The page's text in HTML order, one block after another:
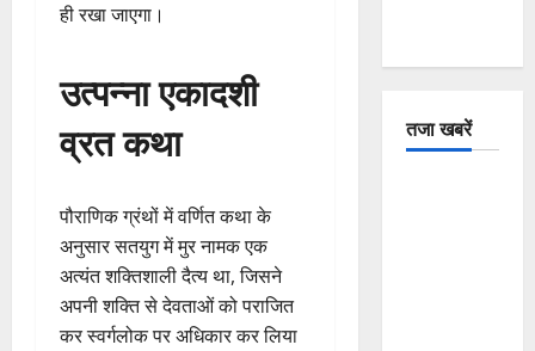
ही रखा जाएगा।
उत्पन्ना एकादशी
व्रत कथा
पौराणिक ग्रंथों में वर्णित कथा के
अनुसार सतयुग में मुर नामक एक
अत्यंत शक्तिशाली दैत्य था, जिसने
अपनी शक्ति से देवताओं को पराजित
कर स्वर्गलोक पर अधिकार कर लिया
तजा खबरें